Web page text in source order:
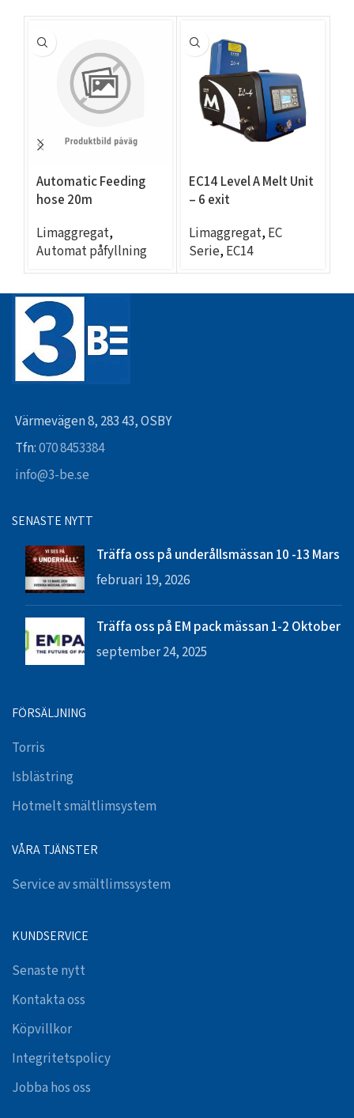
Automatic Feeding
hose 20m
Limaggregat,
Automat påfyllning
EC14 Level A Melt Unit
– 6 exit
Limaggregat, EC
Serie, EC14
Värmevägen 8, 283 43, OSBY
Tfn:070 8453384
info@3-be.se
SENASTE NYTT
Träffa oss på underållsmässan 10 -13 Mars
februari 19, 2026
Träffa oss på EM pack mässan 1-2 Oktober
september 24, 2025
FÖRSÄLJNING
Torris
Isblästring
Hotmelt smältlimsystem
VÅRA TJÄNSTER
Service av smältlimssystem
KUNDSERVICE
Senaste nytt
Kontakta oss
Köpvillkor
Integritetspolicy
Jobba hos oss